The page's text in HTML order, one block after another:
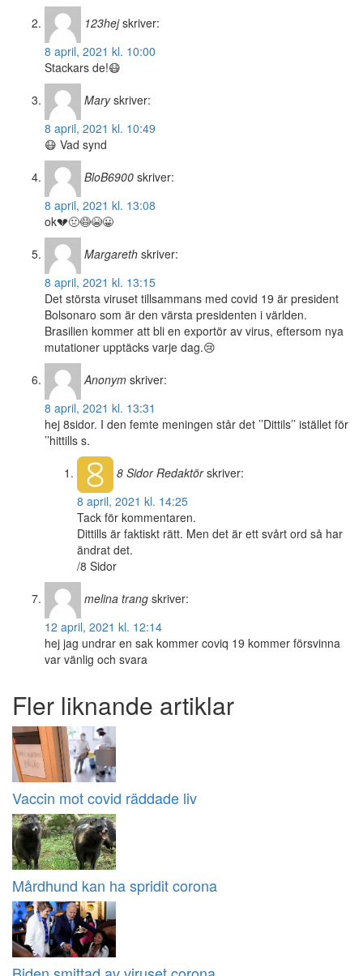
123hej skriver:
8 april, 2021 kl. 10:00
Stackars de!😷
Mary skriver:
8 april, 2021 kl. 10:49
😷 Vad synd
BloB6900 skriver:
8 april, 2021 kl. 13:08
ok💔🤢😷😭😀
Margareth skriver:
8 april, 2021 kl. 13:15
Det största viruset tillsammans med covid 19 är president
Bolsonaro som är den värsta presidenten i världen.
Brasilien kommer att bli en exportör av virus, eftersom nya
mutationer upptäcks varje dag.😢
Anonym skriver:
8 april, 2021 kl. 13:31
hej 8sidor. I den femte meningen står det ’’Dittils’’ istället för
’’hittills s.
8 SidorRedaktör skriver:
8 april, 2021 kl. 14:25
Tack för kommentaren.
Dittills är faktiskt rätt. Men det är ett svårt ord så har
ändrat det.
/8 Sidor
melina trang skriver:
12 april, 2021 kl. 12:14
hej jag undrar en sak kommer coviq 19 kommer försvinna
var vänlig och svara
Fler liknande artiklar
Vaccin mot covid räddade liv
Mårdhund kan ha spridit corona